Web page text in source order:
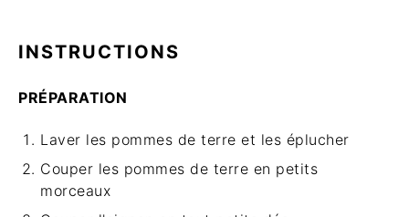
INSTRUCTIONS
PRÉPARATION
Laver les pommes de terre et les éplucher
Couper les pommes de terre en petits
morceaux